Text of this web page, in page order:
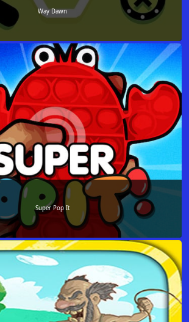
Way Dawn
Super Pop It